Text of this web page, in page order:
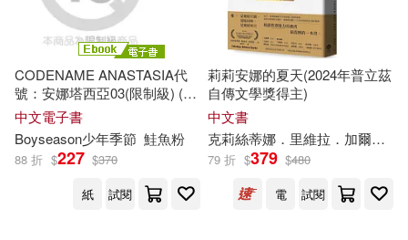
世一編輯部(31) 木村光博(31)
羽原ヒロ(31) 聖嚴法師(31)
葉祖宏(31)
（丹麥）安徒生(31)
世界圖書出版公司北京公司(189)
KADOKAWA(183)
安徽文藝出版社(178)
CODENAME ANASTASIA代
號：安娜塔西亞03(限制級) (電
子書)
中文電子書
Boyseason少年季節 鮭魚粉
88 折 $227 $370
紙
試閱
莉莉安娜的夏天(2024年普立茲
自傳文學獎得主)
中文書
克莉絲蒂娜．里維拉．加爾薩
79 折 $379 $480
電
試閱